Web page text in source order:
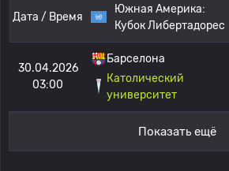
Дата / Время
Южная Америка:
Кубок Либертадорес
30.04.2026
03:00
Барселона
Католический
университет
Показать ещё